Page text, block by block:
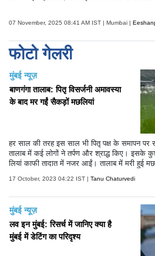
07 November, 2025 08:41 AM IST | Mumbai |
फोटो गेलरी
मुंबई न्यूज़
बाणगंगा तालाब: पितृ विसर्जनी अमावस्या
के बाद मर गईं सैकड़ों मछलियां
हर साल की तरह इस साल भी पितृ पक्ष के समापन पर
तालाब में कई लोगों ने तर्पण और श्राद्ध किए। इसके
लियां काफी तादात में नजर आईं। तालाब में मरी हुई
17 October, 2023 04:22 IST | Tanu Chaturvedi
मुंबई न्यूज़
लव इन मुंबई: रिसर्च में जानिए क्या है
मुंबई में डेटिंग का परिदृश्य